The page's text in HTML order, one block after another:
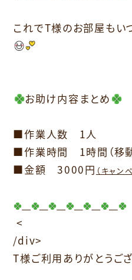
これでT様のお部屋もい
お助け内容まとめ
■作業人数 1人
■作業時間 1時間（移
■金額 3000円 （キャン
<
/div>
T様ご利用ありがとうご